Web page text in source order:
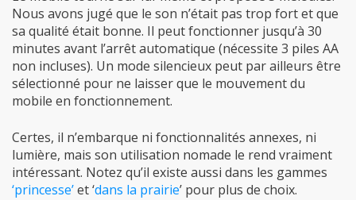
Nous avons jugé que le son n’était pas trop fort et que
sa qualité était bonne. Il peut fonctionner jusqu’à 30
minutes avant l’arrêt automatique (nécessite 3 piles AA
non incluses). Un mode silencieux peut par ailleurs être
sélectionné pour ne laisser que le mouvement du
mobile en fonctionnement.
Certes, il n’embarque ni fonctionnalités annexes, ni
lumière, mais son utilisation nomade le rend vraiment
intéressant. Notez qu’il existe aussi dans les gammes
‘princesse’et ‘dans la prairie’ pour plus de choix.